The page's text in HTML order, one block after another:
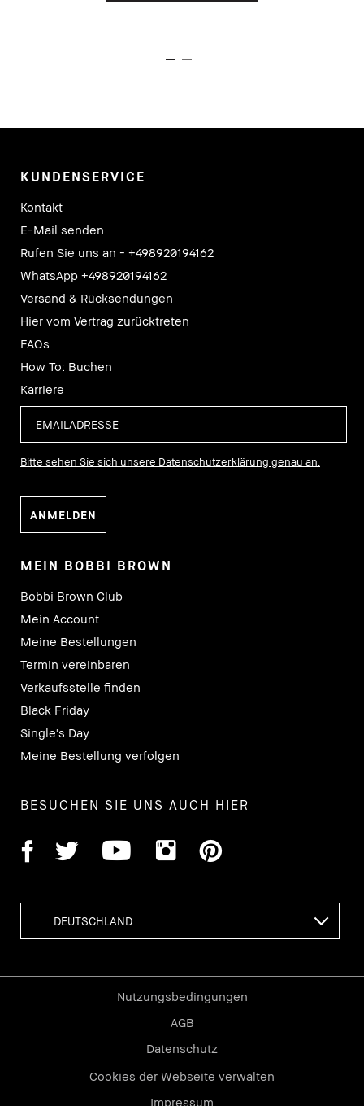
KUNDENSERVICE
Kontakt
E-Mail senden
Rufen Sie uns an - +498920194162
WhatsApp +498920194162
Versand & Rücksendungen
Hier vom Vertrag zurücktreten
FAQs
How To: Buchen
Karriere
Bitte sehen Sie sich unsere Datenschutzerklärung genau an.
MEIN BOBBI BROWN
Bobbi Brown Club
Mein Account
Meine Bestellungen
Termin vereinbaren
Verkaufsstelle finden
Black Friday
Single's Day
Meine Bestellung verfolgen
BESUCHEN SIE UNS AUCH HIER
Nutzungsbedingungen
AGB
Datenschutz
Cookies der Webseite verwalten
Impressum